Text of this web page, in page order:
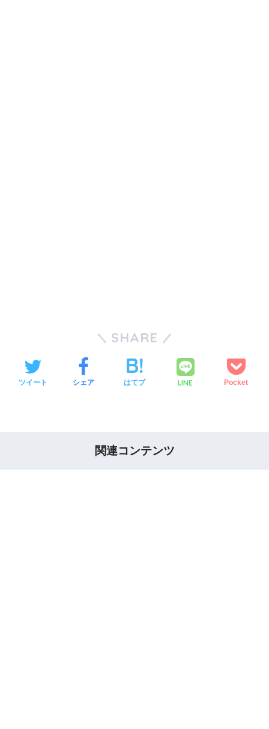
SHARE
ツイート シェア はてブ LINE Pocket
関連コンテンツ